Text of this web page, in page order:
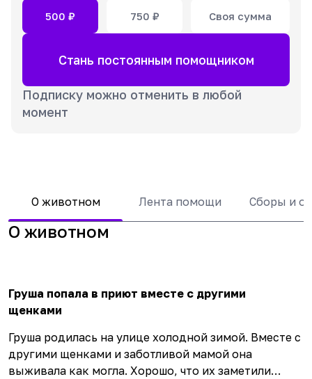
500 ₽ 750 ₽ Своя сумма
Стань постоянным помощником
Подписку можно отменить в любой
момент
О животном Лента помощи Сборы и
О животном
Груша попала в приют вместе с другими
щенками
Груша родилась на улице холодной зимой. Вместе с
другими щенками и заботливой мамой она
выживала как могла. Хорошо, что их заметили